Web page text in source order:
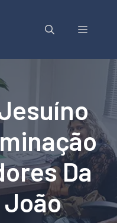
Menu
Da
João